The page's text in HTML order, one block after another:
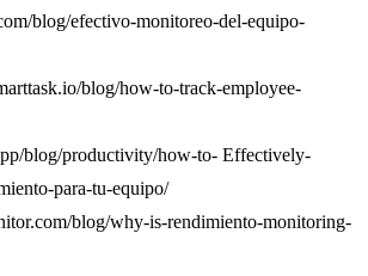
blog/efectivo-monitoreo-del-equipo-
blog/how-to-track-employee-
blog/productivity/how-to- Effectively-
para-tu-equipo/
blog/why-is-rendimiento-monitoring-